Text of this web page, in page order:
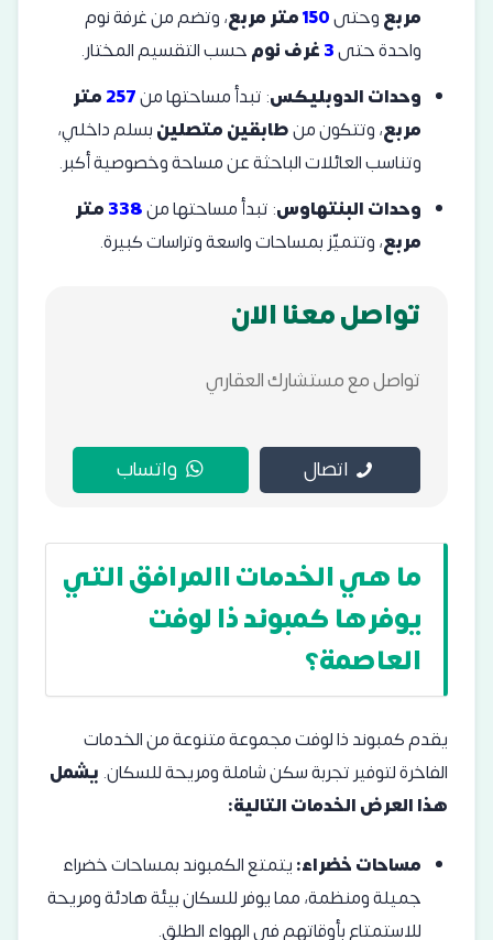
مربعوحتى150متر مربع، وتضم من غرفة نوم
واحدة حتى
غرف نومحسب التقسيم المختار.
وحدات الدوبليكس: تبدأ مساحتها من257متر
مربع، وتتكون منطابقين متصلينبسلم داخلي،
وتناسب العائلات الباحثة عن مساحة وخصوصية أكبر.
وحدات البنتهاوس: تبدأ مساحتها من338متر
مربع، وتتميّز بمساحات واسعة وتراسات كبيرة.
تواصل معنا الان
تواصل مع مستشارك العقاري
اتصال واتساب
ما هي الخدمات االمرافق التي
يوفرها كمبوند ذا لوفت
العاصمة؟
يقدم كمبوند ذا لوفت مجموعة متنوعة من الخدمات
الفاخرة لتوفير تجربة سكن شاملة ومريحة للسكان. يشمل
هذا العرض الخدمات التالية:
مساحات خضراء:يتمتع الكمبوند بمساحات خضراء
جميلة ومنظمة، مما يوفر للسكان بيئة هادئة ومريحة
للاستمتاع بأوقاتهم في الهواء الطلق.